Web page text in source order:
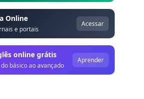
Online
e portais
Acessar
online grátis
básico ao avançado
Aprender